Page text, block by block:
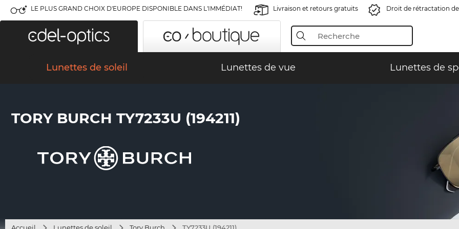
LE PLUS GRAND CHOIX D'EUROPE DISPONIBLE DANS L'IMMÉDIAT! Livraison et retours gratuits Droit de rétractation
Lunettes de soleil Lunettes de vue Lunettes de
TORY BURCH TY7233U (194211)